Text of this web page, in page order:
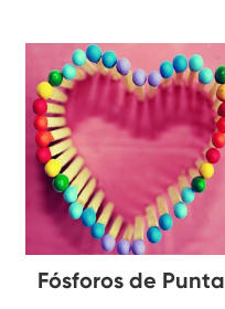
Fósforos de Punta